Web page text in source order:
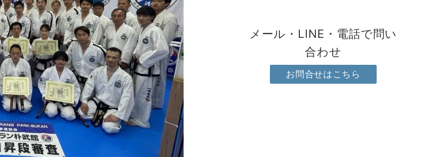
メール・LINE・電話で問い
合わせ
お問合せはこちら